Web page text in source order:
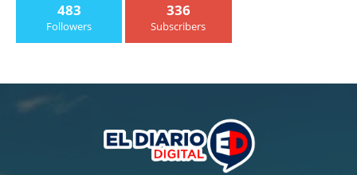
483
Followers
336
Subscribers